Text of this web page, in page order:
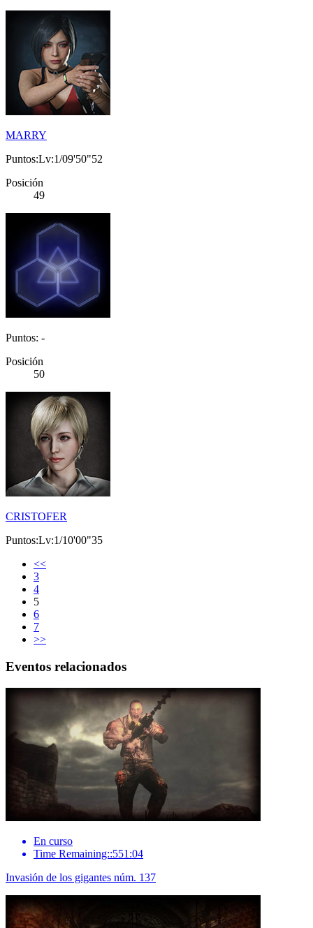
MARRY
Puntos:Lv:1/09'50"52
Posición
49
Puntos: -
Posición
50
CRISTOFER
Puntos:Lv:1/10'00"35
<<
3
4
5
6
7
>>
Eventos relacionados
En curso
Time Remaining::551:04
Invasión de los gigantes núm. 137